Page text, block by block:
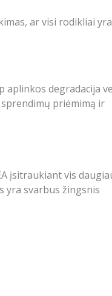
ar visi rodikliai yra
degradacija
priėmimą ir
įsitraukiant vis
yra svarbus žingsnis